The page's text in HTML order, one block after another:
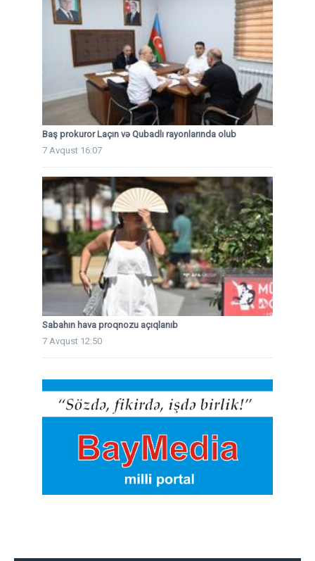
Baş prokuror Laçın və Qubadlı rayonlarında olub
7 Avqust 16:07
Sabahın hava proqnozu açıqlanıb
7 Avqust 12:50